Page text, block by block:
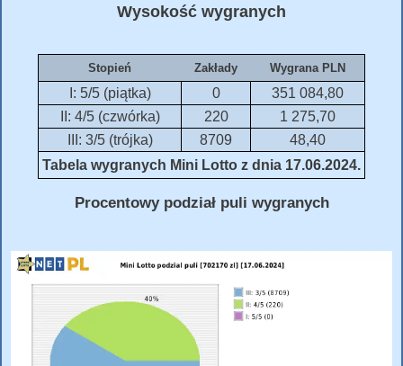
Wysokość wygranych
Stopień Zakłady Wygrana PLN
I: 5/5 (piątka) 0
351 084,80
II: 4/5 (czwórka)
220
1 275,70
III: 3/5 (trójka)
8709
48,40
Tabela wygranych Mini Lotto z dnia 17.06.2024.
Procentowy podział puli wygranych